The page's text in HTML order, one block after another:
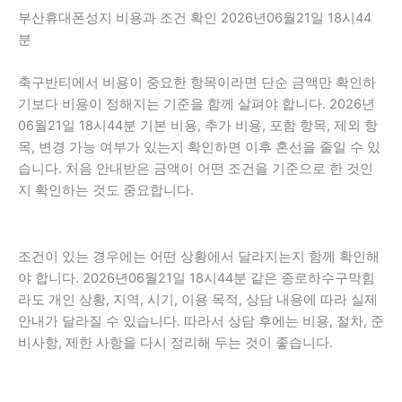
부산휴대폰성지 비용과 조건 확인 2026년06월21일 18시44
분
축구반티에서 비용이 중요한 항목이라면 단순 금액만 확인하
기보다 비용이 정해지는 기준을 함께 살펴야 합니다. 2026년
06월21일 18시44분 기본 비용, 추가 비용, 포함 항목, 제외 항
목, 변경 가능 여부가 있는지 확인하면 이후 혼선을 줄일 수 있
습니다. 처음 안내받은 금액이 어떤 조건을 기준으로 한 것인
지 확인하는 것도 중요합니다.
조건이 있는 경우에는 어떤 상황에서 달라지는지 함께 확인해
야 합니다. 2026년06월21일 18시44분 같은 종로하수구막힘
라도 개인 상황, 지역, 시기, 이용 목적, 상담 내용에 따라 실제
안내가 달라질 수 있습니다. 따라서 상담 후에는 비용, 절차, 준
비사항, 제한 사항을 다시 정리해 두는 것이 좋습니다.